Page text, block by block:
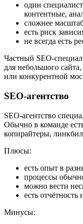
один
контентные,
сложнее
есть риск
не всегда есть
Частный SEO-
для небольшого
или конкурентной
SEO-агентство
SEO-агентство
Обычно в команде
копирайтеры,
Плюсы:
есть опыт в
процессы
можно вести
есть отчётность
Минусы: